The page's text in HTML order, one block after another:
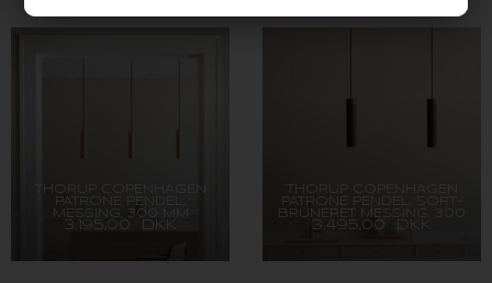
THORUP COPENHAGEN
PATRONE PENDEL,
MESSING, 300 MM
3.195,00 DKK
THORUP COPENHAGEN
PATRONE PENDEL, SORT-
BRUNERET MESSING, 300
MM
3.495,00 DKK